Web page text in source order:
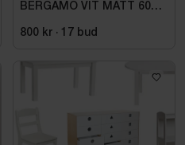
BERGAMO VIT MATT 60
800 kr · 17 bud